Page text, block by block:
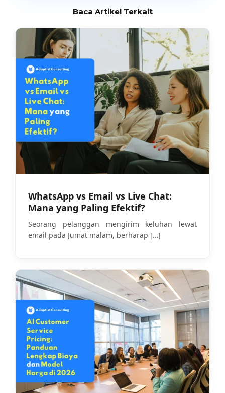
Baca Artikel Terkait
WhatsApp vs Email vs Live Chat:
Mana yang Paling Efektif?
Seorang pelanggan mengirim keluhan lewat
email pada Jumat malam, berharap […]